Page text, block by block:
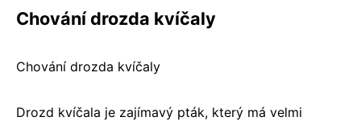
Chování drozda kvíčaly
Chování drozda kvíčaly
Drozd kvíčala je zajímavý pták, který má velmi